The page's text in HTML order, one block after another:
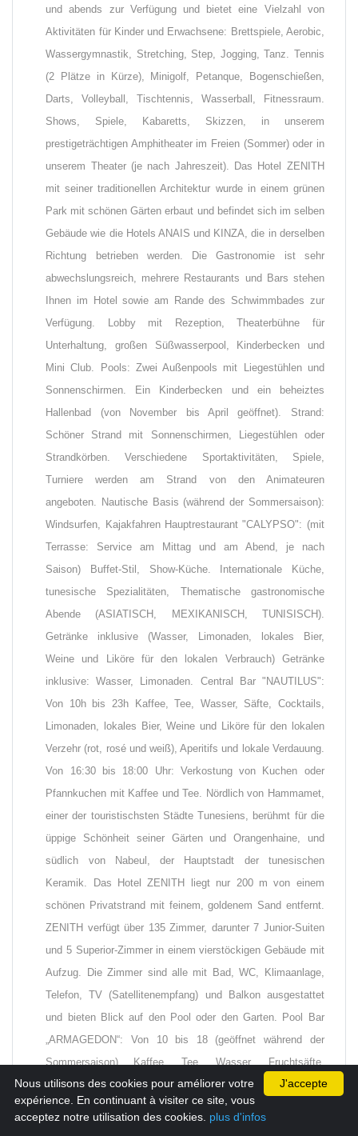
und abends zur Verfügung und bietet eine Vielzahl von
Aktivitäten für Kinder und Erwachsene: Brettspiele, Aerobic,
Wassergymnastik, Stretching, Step, Jogging, Tanz. Tennis
(2 Plätze in Kürze), Minigolf, Petanque, Bogenschießen,
Darts, Volleyball, Tischtennis, Wasserball, Fitnessraum.
Shows, Spiele, Kabaretts, Skizzen, in unserem
prestigeträchtigen Amphitheater im Freien (Sommer) oder in
unserem Theater (je nach Jahreszeit). Das Hotel ZENITH
mit seiner traditionellen Architektur wurde in einem grünen
Park mit schönen Gärten erbaut und befindet sich im selben
Gebäude wie die Hotels ANAIS und KINZA, die in derselben
Richtung betrieben werden. Die Gastronomie ist sehr
abwechslungsreich, mehrere Restaurants und Bars stehen
Ihnen im Hotel sowie am Rande des Schwimmbades zur
Verfügung. Lobby mit Rezeption, Theaterbühne für
Unterhaltung, großen Süßwasserpool, Kinderbecken und
Mini Club. Pools: Zwei Außenpools mit Liegestühlen und
Sonnenschirmen. Ein Kinderbecken und ein beheiztes
Hallenbad (von November bis April geöffnet). Strand:
Schöner Strand mit Sonnenschirmen, Liegestühlen oder
Strandkörben. Verschiedene Sportaktivitäten, Spiele,
Turniere werden am Strand von den Animateuren
angeboten. Nautische Basis (während der Sommersaison):
Windsurfen, Kajakfahren Hauptrestaurant "CALYPSO": (mit
Terrasse: Service am Mittag und am Abend, je nach
Saison) Buffet-Stil, Show-Küche. Internationale Küche,
tunesische Spezialitäten, Thematische gastronomische
Abende (ASIATISCH, MEXIKANISCH, TUNISISCH).
Getränke inklusive (Wasser, Limonaden, lokales Bier,
Weine und Liköre für den lokalen Verbrauch) Getränke
inklusive: Wasser, Limonaden. Central Bar "NAUTILUS":
Von 10h bis 23h Kaffee, Tee, Wasser, Säfte, Cocktails,
Limonaden, lokales Bier, Weine und Liköre für den lokalen
Verzehr (rot, rosé und weiß), Aperitifs und lokale Verdauung.
Von 16:30 bis 18:00 Uhr: Verkostung von Kuchen oder
Pfannkuchen mit Kaffee und Tee. Nördlich von Hammamet,
einer der touristischsten Städte Tunesiens, berühmt für die
üppige Schönheit seiner Gärten und Orangenhaine, und
südlich von Nabeul, der Hauptstadt der tunesischen
Keramik. Das Hotel ZENITH liegt nur 200 m von einem
schönen Privatstrand mit feinem, goldenem Sand entfernt.
ZENITH verfügt über 135 Zimmer, darunter 7 Junior-Suiten
und 5 Superior-Zimmer in einem vierstöckigen Gebäude mit
Aufzug. Die Zimmer sind alle mit Bad, WC, Klimaanlage,
Telefon, TV (Satellitenempfang) und Balkon ausgestattet
und bieten Blick auf den Pool oder den Garten. Pool Bar
„ARMAGEDON“: Von 10 bis 18 (geöffnet während der
Sommersaison) Kaffee, Tee, Wasser, Fruchtsäfte,
Cocktails, Softdrinks, Bier, Wein Verbrauch (rot, rosé und
weiß), Aperitifs und Liköre aus der Region . Maurischer
J'accepte
Nous utilisons des cookies pour améliorer votre
expérience. En continuant à visiter ce site, vous
acceptez notre utilisation des cookies. plus d'infos